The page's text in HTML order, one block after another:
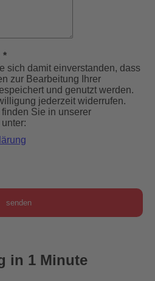
*
sich damit einverstanden, dass
zur Bearbeitung Ihrer
und genutzt werden.
jederzeit widerrufen.
Sie in unserer
in 1 Minute